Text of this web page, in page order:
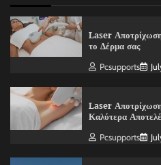
Laser
το Δέρμα σας
Pcsupports
Laser
Καλύτερα
Pcsupports